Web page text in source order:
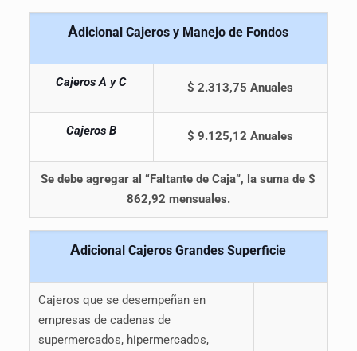
Adicional Cajeros y Manejo de Fondos
Cajeros A y C $ 2.313,75 Anuales
Cajeros B $ 9.125,12 Anuales
Se debe agregar al “Faltante de Caja”, la suma de $
862,92 mensuales.
Adicional Cajeros Grandes Superficie
Cajeros que se desempeñan en
empresas de cadenas de
supermercados, hipermercados,